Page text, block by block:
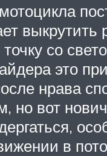
выкрутить
со
это
нрава
но вот
в